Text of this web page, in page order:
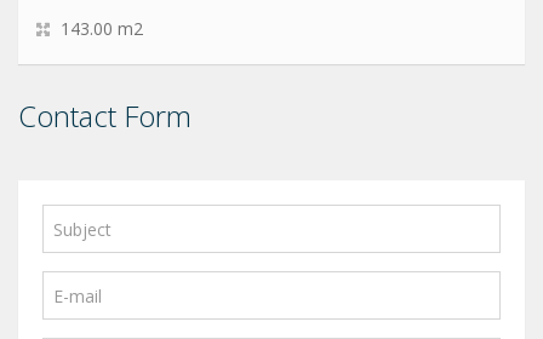
143.00 m2
Contact Form